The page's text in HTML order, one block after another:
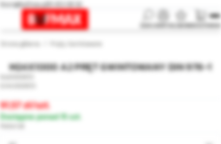
biuro@bufmax.pl91 453 08 92
ULUBIONEKOSZYK
Strona główna Pręty Gwintowane
M24X1000 A2 PRĘT GWINTOWANY DIN 976-1
91,57 /szt.
Dostępne ponad 15 szt.